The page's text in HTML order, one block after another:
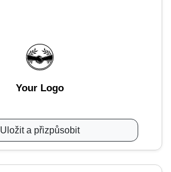
Your Logo
Uložit a přizpůsobit